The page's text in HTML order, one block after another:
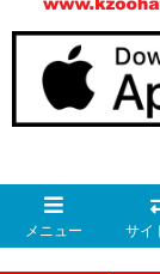
メニュー サイ